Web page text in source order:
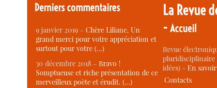
Derniers commentaires
9 janvier 2019 –Chère Liliane, Un
grand merci pour votre appréciation et
surtout pour votre (…)
30 décembre 2018 –Bravo !
Somptueuse et riche présentation de ce
merveilleux poète et érudit. (…)
La Revue
-Accueil
Revue
idées) -En
Contacts